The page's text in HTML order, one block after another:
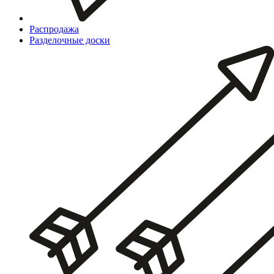
Распродажа
Разделочные доски